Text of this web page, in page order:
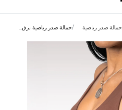
حمالة صدر رياضية حمالة صدر رياضية برق...